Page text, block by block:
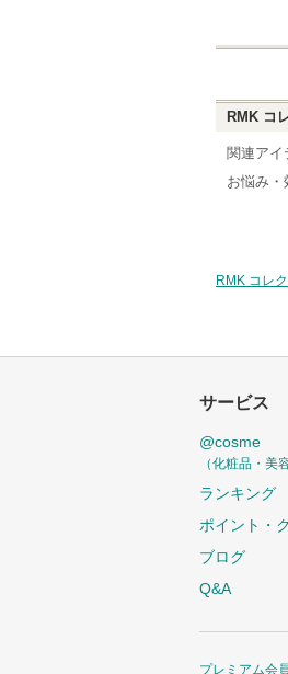
RMK コ
関連アイ
お悩み・
RMK コレ
サービス
@cosme
（化粧品・美
ランキング
ポイント・
ブログ
Q&A
プレミアム会